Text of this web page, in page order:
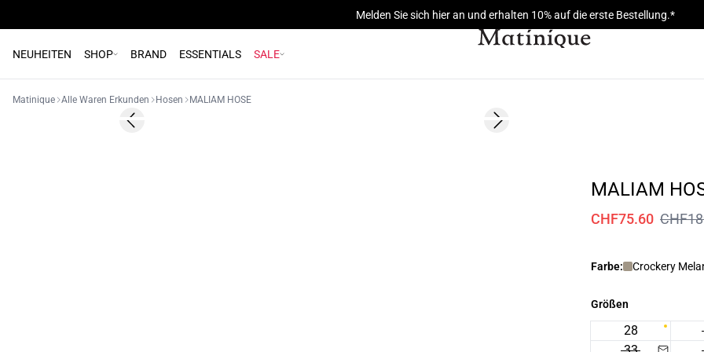
Melden Sie sich hier an und erhalten 10% auf die erste Bestellung.*
NEUHEITEN SHOP BRAND ESSENTIALS SALE
Matinique Alle Waren Erkunden Hosen MALIAM HOSE
60%Previous slide Next slide
MALIAM
CHF75.60
Farbe: Crockery
Größen
28